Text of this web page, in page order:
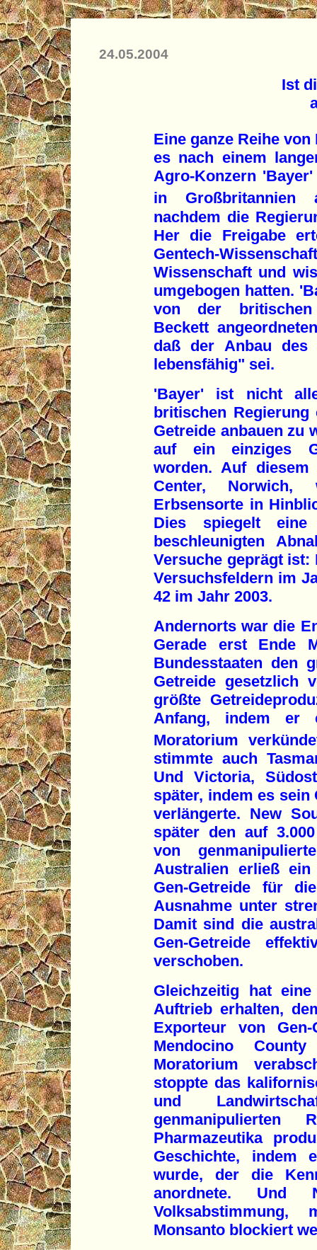
24.05.2004
Ist
Eine ganze Reihe
es nach einem
Agro-Konzern
in Großbritannien
nachdem die
Her die Freigabe
Gentech-
Wissenschaft und
umgebogen hatten.
von der britischen
Beckett
daß der Anbau des
lebensfähig" sei.
'Bayer' ist nicht
britischen
Getreide anbauen zu
auf ein einziges
worden. Auf
Center, Norwich,
Erbsensorte in
Dies spiegelt
beschleunigten
Versuche geprägt ist:
Versuchsfeldern im
42 im Jahr 2003.
Andernorts war die
Gerade erst Ende
Bundesstaaten den
Getreide gesetzlich
größte
Anfang, indem er
Moratorium
stimmte auch
Und Victoria,
später, indem es
verlängerte. New
später den auf
von
Australien erließ
Gen-Getreide für
Ausnahme unter
Damit sind die
Gen-Getreide
verschoben.
Gleichzeitig hat
Auftrieb erhalten,
Exporteur von
Mendocino
Moratorium
stoppte das
und
genmanipulierten
Pharmazeutika
Geschichte, indem
wurde, der die
anordnete. Und
Monsanto blockiert